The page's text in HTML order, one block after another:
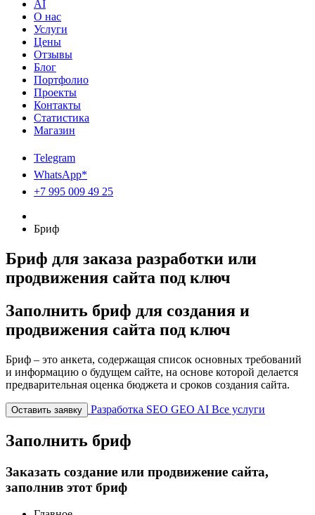
AI
О нас
Услуги
Цены
Отзывы
Блог
Портфолио
Проекты
Контакты
Статистика
Магазин
Telegram
WhatsApp*
+7 995 009 49 25
Бриф
Бриф для заказа разработки или
продвижения сайта под ключ
Заполнить бриф для создания и
продвижения сайта под ключ
Бриф – это анкета, содержащая список основных требований
и информацию о будущем сайте, на основе которой делается
предварительная оценка бюджета и сроков создания сайта.
Оставить заявку Разработка SEO GEO AI Все услуги
Заполнить бриф
Заказать создание или продвижение сайта,
заполнив этот бриф